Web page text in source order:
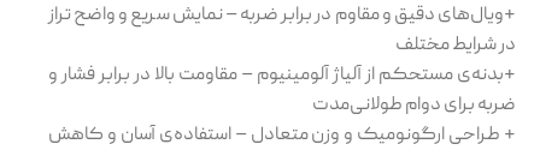
+ویال‌های دقیق و مقاوم در برابر ضربه – نمایش سریع و واضح تراز
در شرایط مختلف
+بدنه‌ی مستحکم از آلیاژ آلومینیوم – مقاومت بالا در برابر فشار و
ضربه برای دوام طولانی‌مدت
+ طراحی ارگونومیک و وزن متعادل – استفاده‌ی آسان و کاهش